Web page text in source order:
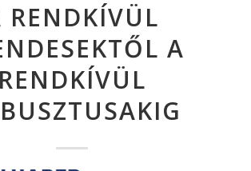
RENDKÍVÜL
A
RENDKÍVÜL